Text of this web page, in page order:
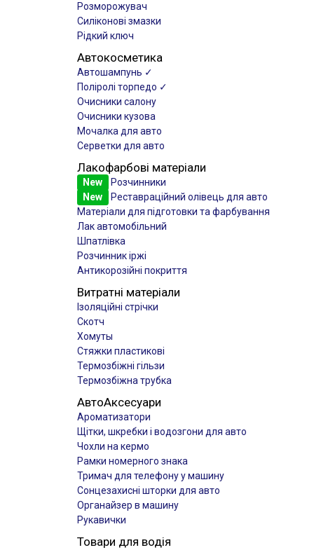
Розморожувач
Силіконові змазки
Рідкий ключ
Автокосметика
Автошампунь ✓
Поліролі торпедо ✓
Очисники салону
Очисники кузова
Мочалка для авто
Серветки для авто
Лакофарбові матеріали
New
Розчинники
New
Реставраційний олівець для авто
Матеріали для підготовки та фарбування
Лак автомобільний
Шпатлівка
Розчинник іржі
Антикорозійні покриття
Витратні матеріали
Ізоляційні стрічки
Скотч
Хомуты
Стяжки пластикові
Термозбіжні гільзи
Термозбіжна трубка
АвтоАксесуари
Ароматизатори
Щітки, шкребки і водозгони для авто
Чохли на кермо
Рамки номерного знака
Тримач для телефону у машину
Сонцезахисні шторки для авто
Органайзер в машину
Рукавички
Товари для водія